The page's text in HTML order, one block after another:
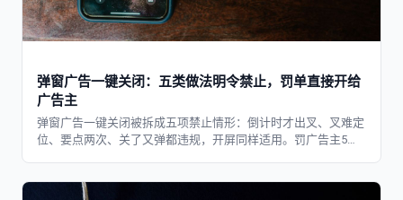
弹窗广告一键关闭：五类做法明令禁止，罚单直接开给
广告主
弹窗广告一键关闭被拆成五项禁止情形：倒计时才出叉、叉难定
位、要点两次、关了又弹都违规，开屏同样适用。罚广告主5千